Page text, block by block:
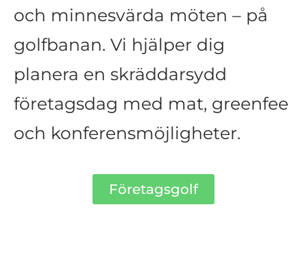
och minnesvärda möten – på
golfbanan. Vi hjälper dig
planera en skräddarsydd
företagsdag med mat, greenfee
och konferensmöjligheter.
Företagsgolf